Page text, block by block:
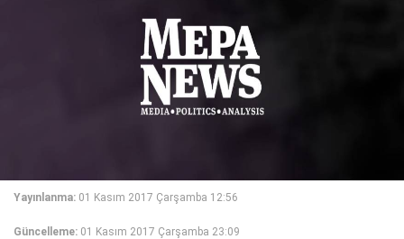
Yayınlanma: 01 Kasım 2017 Çarşamba 12:56
Güncelleme: 01 Kasım 2017 Çarşamba 23:09